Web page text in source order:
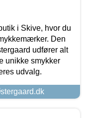
i Skive, hvor du
Den
udfører alt
unikke smykker
udvalg.